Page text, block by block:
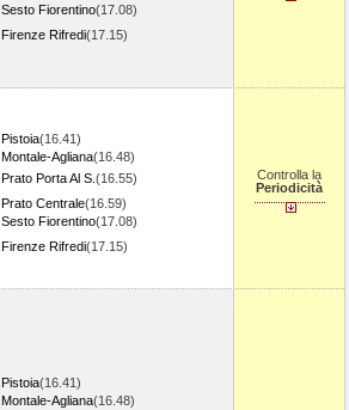
Sesto Fiorentino(17.08)
Firenze Rifredi(17.15)
Pistoia(16.41)
Montale-Agliana(16.48)
Prato Porta Al S. (16.55)
Prato Centrale(16.59)
Sesto Fiorentino(17.08)
Firenze Rifredi(17.15)
Controlla la
Periodicità
Pistoia(16.41)
Montale-Agliana(16.48)